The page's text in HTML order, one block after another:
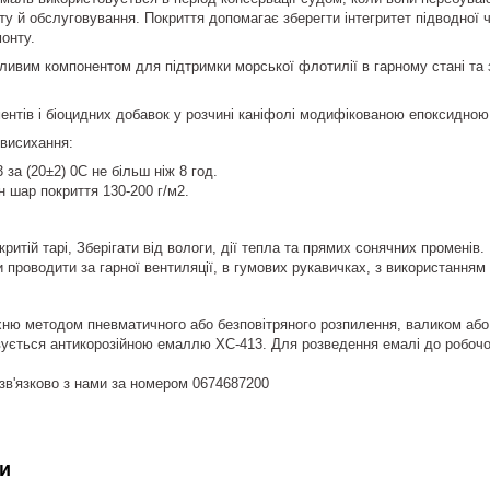
й обслуговування. Покриття допомагає зберегти інтегритет підводної
компонентом для підтримки морської флотилії в гарному стані та
і біоцидних добавок у розчині каніфолі модифікованою
(20±2) 0С не більш ніж 8 год.
шар покриття 130-200 г/м2.
тарі, Зберігати від вологи, дії тепла та прямих сонячних
за гарної вентиляції, в гумових рукавичках, з використанням
методом пневматичного або безповітряного розпилення, валиком
антикорозійною емаллю ХС-413. Для розведення емалі до
з нами за номером 0674687200